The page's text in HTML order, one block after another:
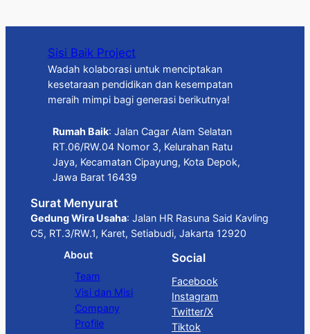
Sisi Baik Project
Wadah kolaborasi untuk menciptakan
kesetaraan pendidikan dan kesempatan
meraih mimpi bagi generasi berikutnya!
Rumah Baik: Jalan Cagar Alam Selatan
RT.06/RW.04 Nomor 3, Kelurahan Ratu
Jaya, Kecamatan Cipayung, Kota Depok,
Jawa Barat 16439
Surat Menyurat
Gedung Wira Usaha: Jalan HR Rasuna Said Kavling
C5, RT.3/RW.1, Karet, Setiabudi, Jakarta 12920
About
Team
Visi dan Misi
Company
Profile
Social
Facebook
Instagram
Twitter/X
Tiktok